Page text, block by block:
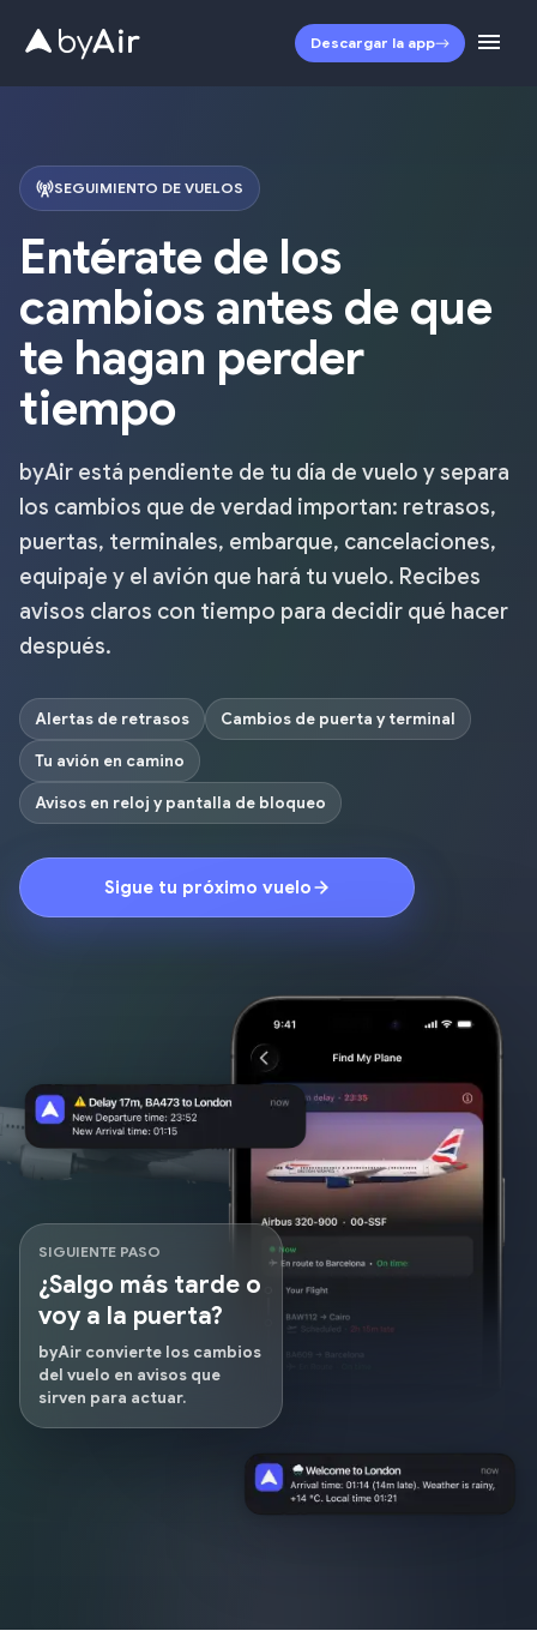
Descargar la app
SEGUIMIENTO DE VUELOS
Entérate de los
cambios antes de que
te hagan perder
tiempo
byAir está pendiente de tu día de vuelo y separa
los cambios que de verdad importan: retrasos,
puertas, terminales, embarque, cancelaciones,
equipaje y el avión que hará tu vuelo. Recibes
avisos claros con tiempo para decidir qué hacer
después.
Alertas de retrasos Cambios de puerta y terminal
Tu avión en camino
Avisos en reloj y pantalla de bloqueo
Sigue tu próximo vuelo
SIGUIENTE PASO
¿Salgo más tarde o
voy a la puerta?
byAir convierte los cambios
del vuelo en avisos que
sirven para actuar.